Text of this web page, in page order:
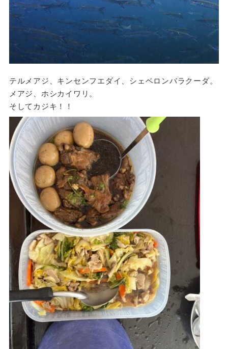
テルメアジ、キンセンフエダイ、シェベロンバラクーダ。
メアジ、ホシカイワリ。
そしてカジキ！！